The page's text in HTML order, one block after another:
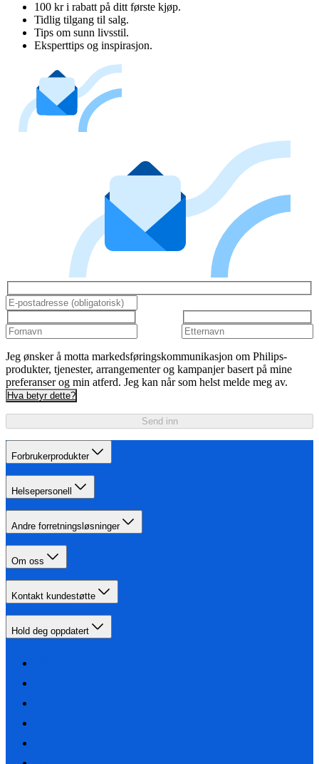
100 kr i rabatt på ditt første kjøp.
Tidlig tilgang til salg.
Tips om sunn livsstil.
Eksperttips og inspirasjon.
Jeg ønsker å motta markedsføringskommunikasjon om Philips-
produkter, tjenester, arrangementer og kampanjer basert på mine
preferanser og min atferd. Jeg kan når som helst melde meg av.
Hva betyr dette?
Send inn
Forbrukerprodukter
Helsepersonell
Andre forretningsløsninger
Om oss
Kontakt kundestøtte
Hold deg oppdatert